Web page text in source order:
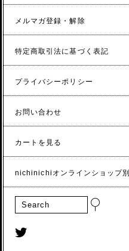
メルマガ登録・解除
特定商取引法に基づく表記
プライバシーポリシー
お問い合わせ
カートを見る
nichinichiオンラインショップ